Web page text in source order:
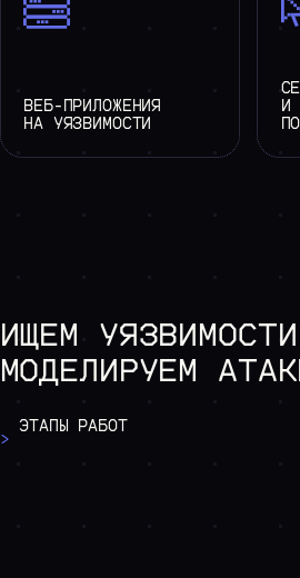
ВЕБ-ПРИЛОЖЕНИЯ
НА УЯЗВИМОСТИ
И
ИЩЕМ УЯЗВИМОСТИ
МОДЕЛИРУЕМ
>
ЭТАПЫ РАБОТ